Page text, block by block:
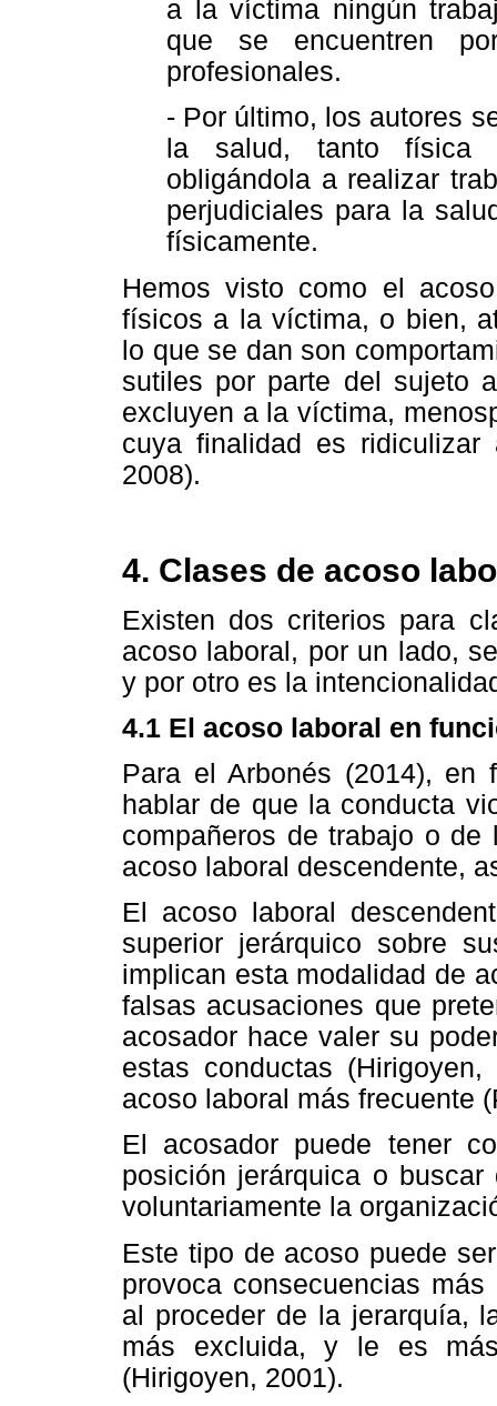
a la víctima ningún
que se encuentren
profesionales.
- Por último, los autores
la salud, tanto física
obligándola a realizar
perjudiciales para la
físicamente.
Hemos visto como el
físicos a la víctima, o bien,
lo que se dan son
sutiles por parte del sujeto
excluyen a la víctima,
cuya finalidad es
2008).
4. Clases de acoso
Existen dos criterios para
acoso laboral, por un lado,
y por otro es la
4.1 El acoso laboral en
Para el Arbonés (2014), en
hablar de que la conducta
compañeros de trabajo o
acoso laboral descendente,
El acoso laboral
superior jerárquico sobre
implican esta modalidad de
falsas acusaciones que
acosador hace valer su
estas conductas
acoso laboral más frecuente
El acosador puede tener
posición jerárquica o
voluntariamente la
Este tipo de acoso puede
provoca consecuencias
al proceder de la jerarquía,
más excluida, y le es
(Hirigoyen, 2001).